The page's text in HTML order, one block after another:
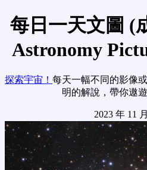
每日一天文圖 (
Astronomy
探索宇宙！ 每天一幅不同的影像
明的解說，帶你遨
2023 年 11